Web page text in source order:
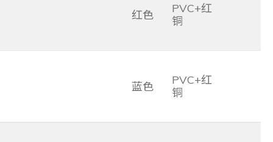
红色
PVC+红
铜
蓝色
PVC+红
铜